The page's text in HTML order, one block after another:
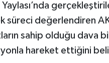
Yaylası’nda
süreci değerlendiren
sahip olduğu dava
hareket ettiğini